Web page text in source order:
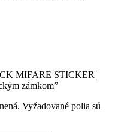
MIFARE STICKER |
zámkom”
Vyžadované polia sú